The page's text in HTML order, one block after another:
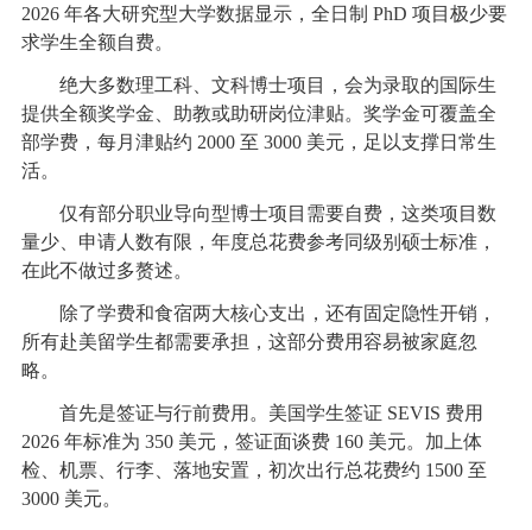
2026 年各大研究型大学数据显示，全日制 PhD 项目极少要
求学生全额自费。
绝大多数理工科、文科博士项目，会为录取的国际生
提供全额奖学金、助教或助研岗位津贴。奖学金可覆盖全
部学费，每月津贴约 2000 至 3000 美元，足以支撑日常生
活。
仅有部分职业导向型博士项目需要自费，这类项目数
量少、申请人数有限，年度总花费参考同级别硕士标准，
在此不做过多赘述。
除了学费和食宿两大核心支出，还有固定隐性开销，
所有赴美留学生都需要承担，这部分费用容易被家庭忽
略。
首先是签证与行前费用。美国学生签证 SEVIS 费用
2026 年标准为 350 美元，签证面谈费 160 美元。加上体
检、机票、行李、落地安置，初次出行总花费约 1500 至
3000 美元。